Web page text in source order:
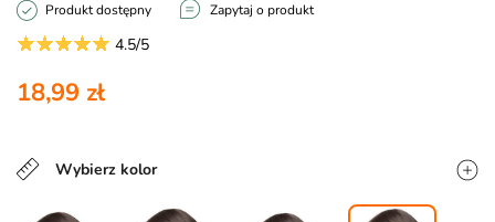
Produkt dostępny Zapytaj o produkt
4.5/5
18,99 zł
Wybierz kolor